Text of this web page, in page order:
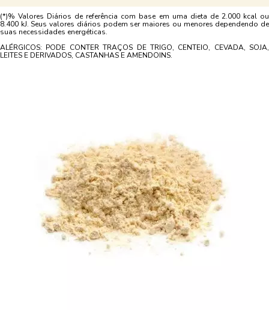
(*)% Valores Diários de referência com base em uma dieta de 2.000 kcal ou
8.400 kJ. Seus valores diários podem ser maiores ou menores dependendo de
suas necessidades energéticas.
ALÉRGICOS: PODE CONTER TRAÇOS DE TRIGO, CENTEIO, CEVADA, SOJA,
LEITES E DERIVADOS, CASTANHAS E AMENDOINS.